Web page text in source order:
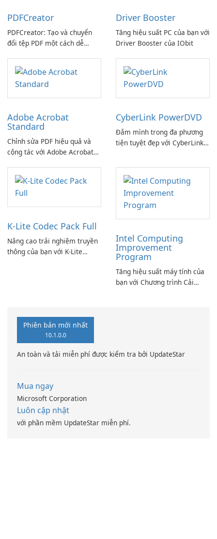
PDFCreator
PDFCreator: Tạo và chuyển
đổi tệp PDF một cách dễ
Driver Booster
Tăng hiệu suất PC của bạn với
Driver Booster của IObit
Adobe Acrobat
Standard
Chỉnh sửa PDF hiệu quả và
cộng tác với Adobe Acrobat
CyberLink PowerDVD
Đắm mình trong đa phương
tiện tuyệt đẹp với CyberLink
K-Lite Codec Pack Full
Nâng cao trải nghiệm truyền
thông của bạn với K-Lite
Intel Computing
Improvement
Program
Tăng hiệu suất máy tính của
bạn với Chương trình Cải
Phiên bản mới nhất
10.1.0.0
An toàn và tải miễn phí được kiểm tra bởi UpdateStar
Mua ngay
Microsoft Corporation
Luôn cập nhật
với phần mềm UpdateStar miễn phí.